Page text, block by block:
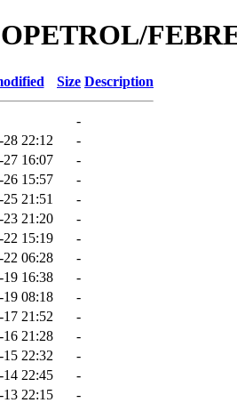
Size Description
-
22:12
-
27 16:07
-
26 15:57
-
21:51
-
23 21:20
-
22 15:19
-
22 06:28
-
19 16:38
-
19 08:18
-
21:52
-
16 21:28
-
22:32
-
14 22:45
-
13 22:15
-